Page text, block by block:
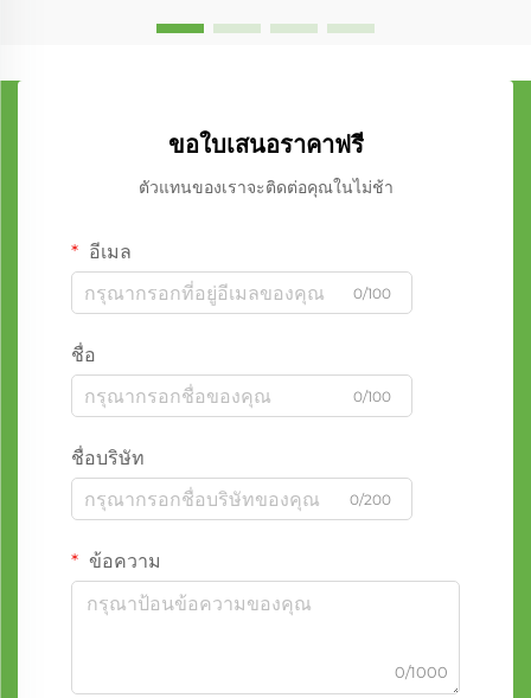
ขอใบเสนอราคาฟรี
ตัวแทนของเราจะติดต่อคุณในไม่ช้า
อีเมล
0/100
ชื่อ
0/100
ชื่อบริษัท
0/200
ข้อความ
0/1000